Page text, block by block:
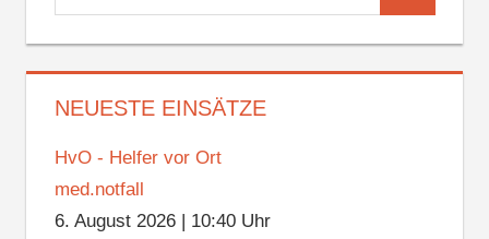
NEUESTE EINSÄTZE
HvO - Helfer vor Ort
med.notfall
6. August 2026| 10:40 Uhr